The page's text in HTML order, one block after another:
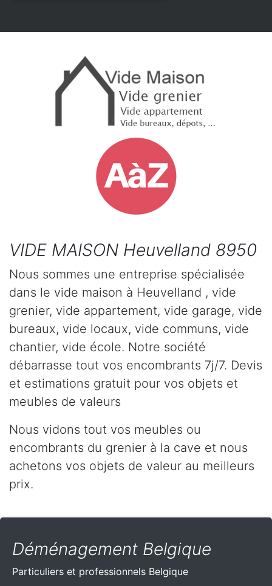
VIDE MAISON Heuvelland 8950
Nous sommes une entreprise spécialisée
dans le vide maison à Heuvelland , vide
grenier, vide appartement, vide garage, vide
bureaux, vide locaux, vide communs, vide
chantier, vide école. Notre société
débarrasse tout vos encombrants 7j/7. Devis
et estimations gratuit pour vos objets et
meubles de valeurs
Nous vidons tout vos meubles ou
encombrants du grenier à la cave et nous
achetons vos objets de valeur au meilleurs
prix.
Déménagement Belgique
Particuliers et professionnels Belgique